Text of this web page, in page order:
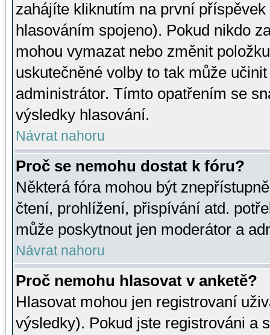
zahájíte kliknutím na první
hlasováním spojeno). Pokud nikdo
mohou vymazat nebo změnit
uskutečněné volby to tak může
administrátor. Tímto opatřením se
výsledky hlasování.
Návrat nahoru
Proč se nemohu dostat k fóru?
Některá fóra mohou být
čtení, prohlížení, přispívání atd.
může poskytnout jen moderátor a
Návrat nahoru
Proč nemohu hlasovat v anketě?
Hlasovat mohou jen registrovaní
výsledky). Pokud jste registrováni a